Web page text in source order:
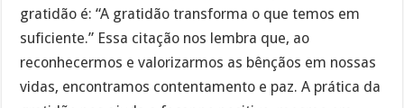
gratidão é: “A gratidão transforma o que temos em
suficiente.” Essa citação nos lembra que, ao
reconhecermos e valorizarmos as bênçãos em nossas
vidas, encontramos contentamento e paz. A prática da